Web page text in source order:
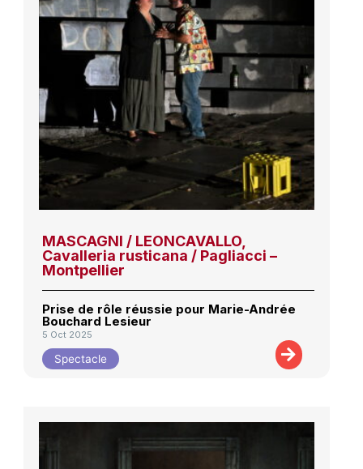
MASCAGNI / LEONCAVALLO,
Cavalleria rusticana / Pagliacci –
Montpellier
Prise de rôle réussie pour Marie-Andrée
Bouchard Lesieur
5 Oct 2025
Spectacle